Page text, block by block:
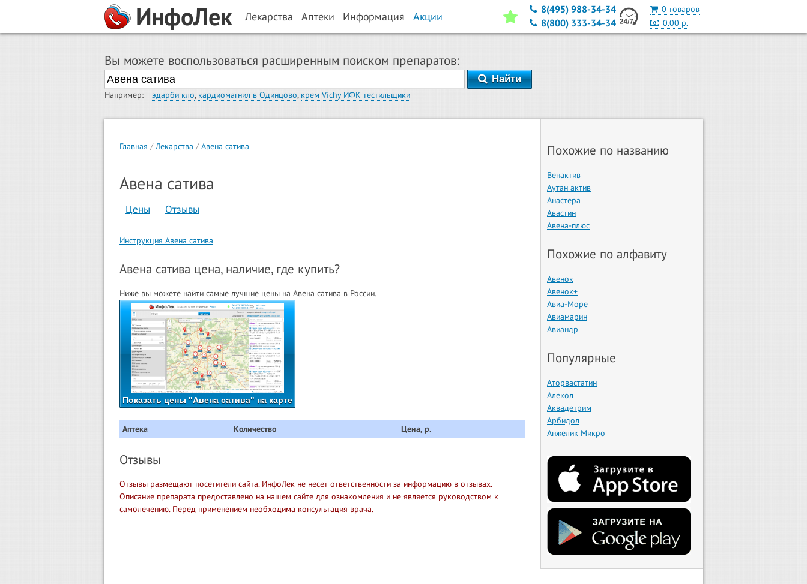
ИнфоЛек Лекарства Аптеки Информация Акции
0 товаров
0.00 р.
8(495) 988-34-34
8(800) 333-34-34
Вы можете воспользоваться расширенным поиском препаратов:
Найти
Например: эдарби кло, кардиомагнил в Одинцово, крем Vichy ИФК тестильщики
Главная Лекарства Авена сатива
Авена сатива
Цены Отзывы
Инструкция Авена сатива
Авена сатива цена, наличие, где купить?
Ниже вы можете найти самые лучшие цены на Авена сатива в России.
Показать цены "Авена сатива" на карте
Аптека Количество Цена, р.
Отзывы
Отзывы размещают посетители сайта. ИнфоЛек не несет ответственности за информацию в отзывах.
Описание препарата предоставлено на нашем сайте для ознакомления и не является руководством к
самолечению. Перед применением необходима консультация врача.
Похожие по названию
Венактив
Аутан актив
Анастера
Авастин
Авена-плюс
Похожие по алфавиту
Авенок
Авенок+
Авиа-Море
Авиамарин
Авиандр
Популярные
Аторвастатин
Алекол
Аквадетрим
Арбидол
Анжелик Микро